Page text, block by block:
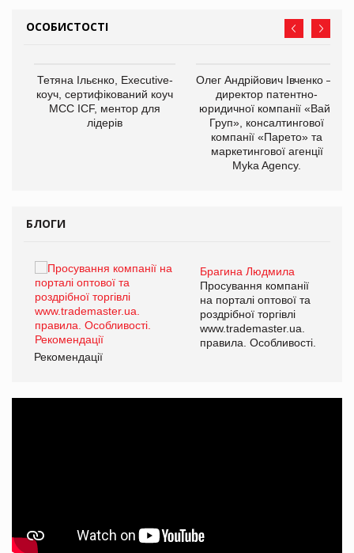
ОСОБИСТОСТІ
Тетяна Ільєнко, Executive-
коуч, сертифікований коуч
МСС ICF, ментор для
лідерів
Олег Андрійович Івченко —
директор патентно-
юридичної компанії «Вайз
Груп», консалтингової
компанії «Парето» та
маркетингової агенції
Myka Agency.
БЛОГИ
Брагина Людмила
Просування компанії
на порталі оптової та
роздрібної торгівлі
www.trademaster.ua.
правила. Особливості.
Рекомендації